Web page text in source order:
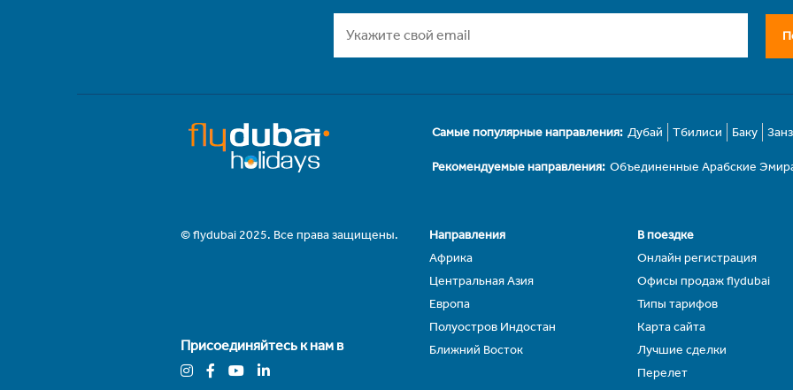
Самые популярные направления: Дубай Тбилиси Баку
Рекомендуемые направления: Объединенные Арабские
© flydubai 2025. Все права защищены.
Присоединяйтесь к нам в
Направления
Африка
Центральная Азия
Европа
Полуостров Индостан
Ближний Восток
В поездке
Онлайн регистрация
Офисы продаж flydubai
Типы тарифов
Карта сайта
Лучшие сделки
Перелет